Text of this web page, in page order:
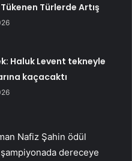
Türlerde Artış
Haluk Levent tekneyle
kaçacaktı
Nafiz Şahin ödül
dereceye